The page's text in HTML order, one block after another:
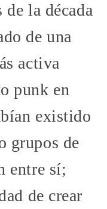
la década
de una
activa
punk en
existido
grupos de
entre sí;
de crear